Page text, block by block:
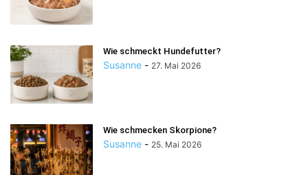
Wie schmeckt Hundefutter?
Susanne - 27. Mai 2026
Wie schmecken Skorpione?
Susanne - 25. Mai 2026